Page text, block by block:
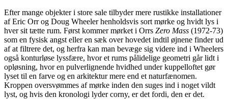
Efter mange objekter i store sale tilbyder mere rustikke installationer
af Eric Orr og Doug Wheeler henholdsvis sort mørke og hvidt lys i
hver sit tætte rum. Først kommer mørket i Orrs Zero Mass (1972-73)
som en fysisk angst eller en sæk over hovedet indtil øjnene finder ud
af at filtrere det, og herfra kan man bevæge sig videre ind i Wheelers
også konturløse lyssfære, hvor et rums pålidelige geometri går lidt i
opløsning, hvor en pulverlignende hvidhed under kuppelloftet gør
lyset til en farve og en arkitektur mere end et naturfænomen.
Kroppen oversvømmes af mørke inden den suges ind i noget vildt
lyst, og hvis den kronologi lyder corny, er det fordi, den er det.